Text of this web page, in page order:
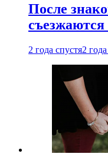
После
2 года спустя2